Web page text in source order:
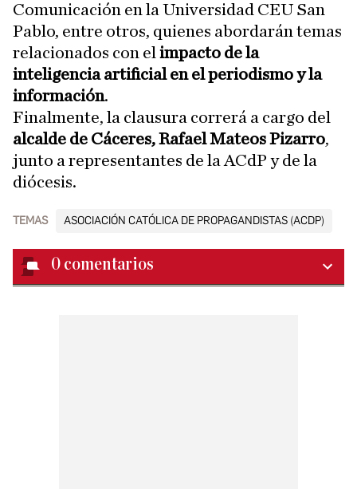
Comunicación en la Universidad CEU San
Pablo, entre otros, quienes abordarán temas
relacionados con elimpacto de la
inteligencia artificial en el periodismo y la
información.
Finalmente, la clausura correrá a cargo del
alcalde de Cáceres, Rafael Mateos Pizarro,
junto a representantes de la ACdP y de la
diócesis.
TEMAS ASOCIACIÓN CATÓLICA DE PROPAGANDISTAS (ACDP)
0 comentarios